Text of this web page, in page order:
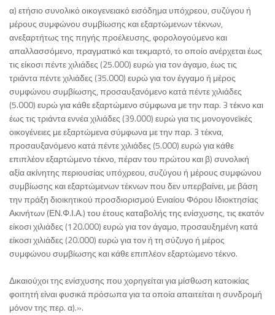
α) ετήσιο συνολικό οικογενειακό εισόδημα υπόχρεου, συζύγου ή
μέρους συμφώνου συμβίωσης και εξαρτώμενων τέκνων,
ανεξαρτήτως της πηγής προέλευσης, φορολογούμενο και
απαλλασσόμενο, πραγματικό και τεκμαρτό, το οποίο ανέρχεται έως
τις είκοσι πέντε χιλιάδες (25.000) ευρώ για τον άγαμο, έως τις
τριάντα πέντε χιλιάδες (35.000) ευρώ για τον έγγαμο ή μέρος
συμφώνου συμβίωσης, προσαυξανόμενο κατά πέντε χιλιάδες
(5.000) ευρώ για κάθε εξαρτώμενο σύμφωνα με την παρ. 3 τέκνο και
έως τις τριάντα εννέα χιλιάδες (39.000) ευρώ για τις μονογονεϊκές
οικογένειες με εξαρτώμενα σύμφωνα με την παρ. 3 τέκνα,
προσαυξανόμενο κατά πέντε χιλιάδες (5.000) ευρώ για κάθε
επιπλέον εξαρτώμενο τέκνο, πέραν του πρώτου και β) συνολική
αξία ακίνητης περιουσίας υπόχρεου, συζύγου ή μέρους συμφώνου
συμβίωσης και εξαρτώμενων τέκνων που δεν υπερβαίνει, με βάση
την πράξη διοικητικού προσδιορισμού Ενιαίου Φόρου Ιδιοκτησίας
Ακινήτων (ΕΝ.Φ.Ι.Α.) του έτους καταβολής της ενίσχυσης, τις εκατόν
είκοσι χιλιάδες (120.000) ευρώ για τον άγαμο, προσαυξημένη κατά
είκοσι χιλιάδες (20.000) ευρώ για τον ή τη σύζυγο ή μέρος
συμφώνου συμβίωσης και κάθε επιπλέον εξαρτώμενο τέκνο.
Δικαιούχοι της ενίσχυσης που χορηγείται για μίσθωση κατοικίας
φοιτητή είναι φυσικά πρόσωπα για τα οποία απαιτείται η συνδρομή
μόνον της περ. α).».